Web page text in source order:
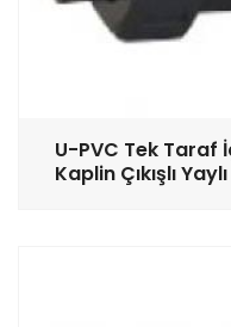
U-PVC Tek Taraf
Kaplin Çıkışlı